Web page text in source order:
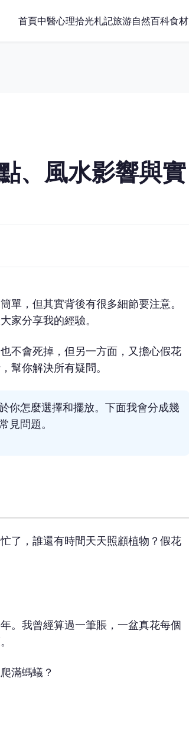
首頁中醫心理拾光札記旅游自然百科食材
、風水影響與實
單，但其實背後有很多細節要注意。
家分享我的經驗。
不會死掉，但另一方面，又擔心假花
幫你解決所有疑問。
你怎麼選擇和擺放。下面我會分成幾
見問題。
了，誰還有時間天天照顧植物？假花
。我曾經算過一筆賬，一盆真花每個
滿螞蟻？